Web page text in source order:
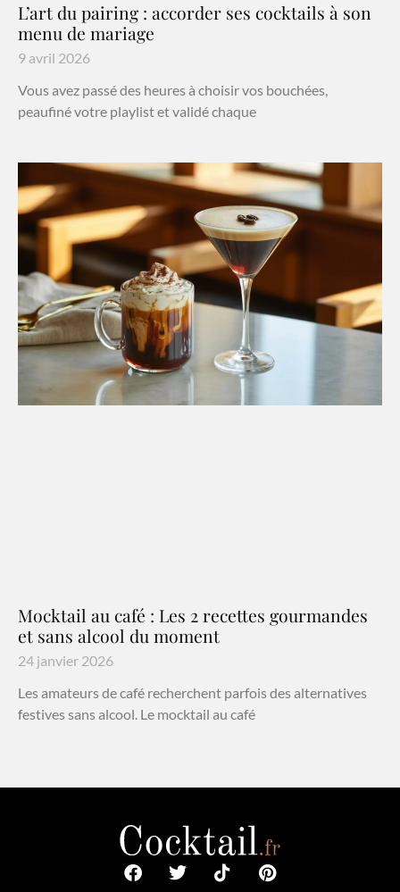
L’art du pairing : accorder ses cocktails à son
menu de mariage
9 avril 2026
Vous avez passé des heures à choisir vos bouchées,
peaufiné votre playlist et validé chaque
Mocktail au café : Les 2 recettes gourmandes
et sans alcool du moment
24 janvier 2026
Les amateurs de café recherchent parfois des alternatives
festives sans alcool. Le mocktail au café